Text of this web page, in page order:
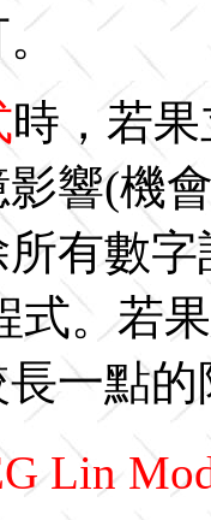
時，若
響(機
有數字
式。若
一點的
Lin